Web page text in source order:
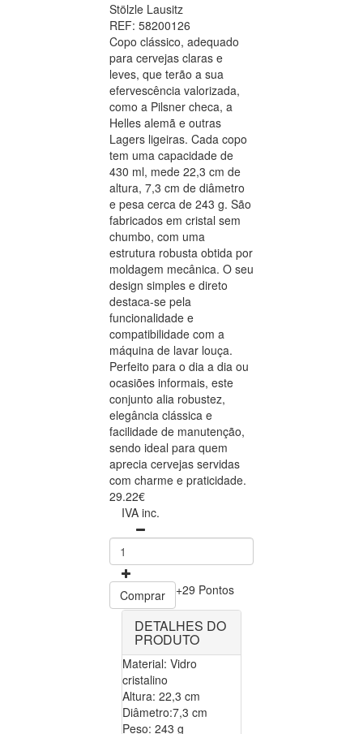
Stölzle Lausitz
REF: 58200126
Copo clássico, adequado
para cervejas claras e
leves, que terão a sua
efervescência valorizada,
como a Pilsner checa, a
Helles alemã e outras
Lagers ligeiras. Cada copo
tem uma capacidade de
430 ml, mede 22,3 cm de
altura, 7,3 cm de diâmetro
e pesa cerca de 243 g. São
fabricados em cristal sem
chumbo, com uma
estrutura robusta obtida por
moldagem mecânica. O seu
design simples e direto
destaca-se pela
funcionalidade e
compatibilidade com a
máquina de lavar louça.
Perfeito para o dia a dia ou
ocasiões informais, este
conjunto alia robustez,
elegância clássica e
facilidade de manutenção,
sendo ideal para quem
aprecia cervejas servidas
com charme e praticidade.
29.22€
IVA inc.
Comprar +29 Pontos
DETALHES DO
PRODUTO
Material: Vidro
cristalino
Altura: 22,3 cm
Diâmetro:7,3 cm
Peso: 243 g